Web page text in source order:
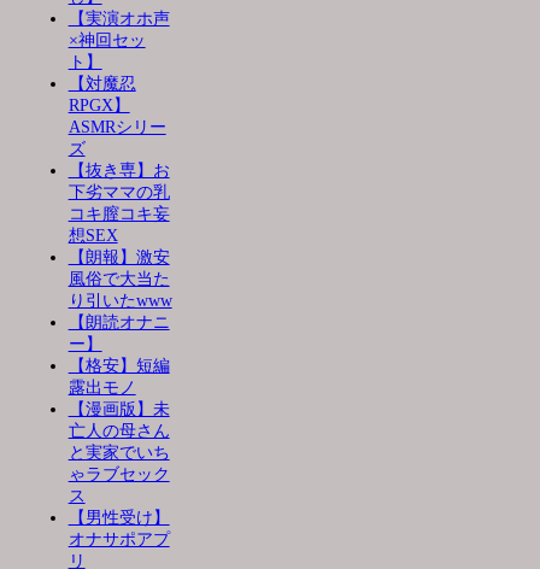
【実演オホ声
×神回セッ
ト】
【対魔忍
RPGX】
ASMRシリー
ズ
【抜き専】お
下劣ママの乳
コキ膣コキ妄
想SEX
【朗報】激安
風俗で大当た
り引いたwww
【朗読オナニ
ー】
【格安】短編
露出モノ
【漫画版】未
亡人の母さん
と実家でいち
ゃラブセック
ス
【男性受け】
オナサポアプ
リ